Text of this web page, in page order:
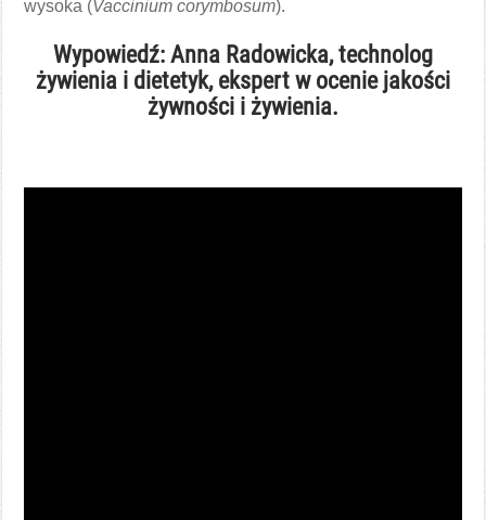
wysoka (Vaccinium corymbosum).
Wypowiedź: Anna Radowicka, technolog
żywienia i dietetyk, ekspert w ocenie jakości
żywności i żywienia.